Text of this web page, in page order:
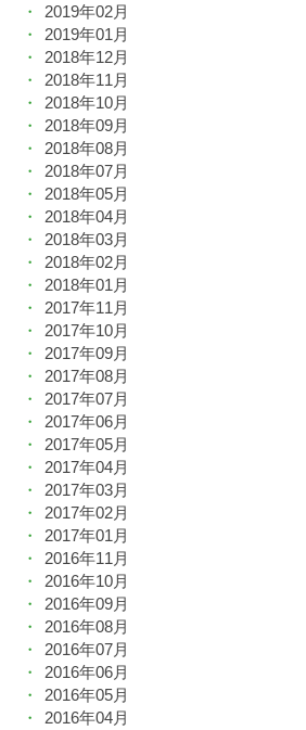
2019年02月
2019年01月
2018年12月
2018年11月
2018年10月
2018年09月
2018年08月
2018年07月
2018年05月
2018年04月
2018年03月
2018年02月
2018年01月
2017年11月
2017年10月
2017年09月
2017年08月
2017年07月
2017年06月
2017年05月
2017年04月
2017年03月
2017年02月
2017年01月
2016年11月
2016年10月
2016年09月
2016年08月
2016年07月
2016年06月
2016年05月
2016年04月